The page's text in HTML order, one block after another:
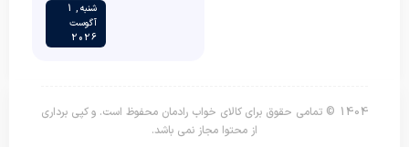
شنبه , 1
آگوست
2026
1404 © تمامی حقوق برای کالای خواب رادمان محفوظ است. و کپی برداری
از محتوا مجاز نمی باشد.